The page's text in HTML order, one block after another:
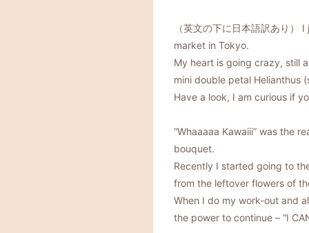
（英文の下に日本語訳あり
market in Tokyo.
My heart is going crazy, still
mini double petal Helianthus
Have a look, I am curious if
“Whaaaaa Kawaiii” was the
bouquet.
Recently I started going to
from the leftover flowers of
When I do my work-out and
the power to continue – “I